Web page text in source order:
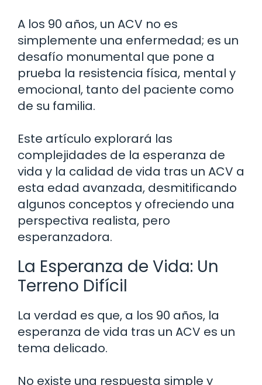
A los 90 años, un ACV no es
simplemente una enfermedad; es un
desafío monumental que pone a
prueba la resistencia física, mental y
emocional, tanto del paciente como
de su familia.
Este artículo explorará las
complejidades de la esperanza de
vida y la calidad de vida tras un ACV a
esta edad avanzada, desmitificando
algunos conceptos y ofreciendo una
perspectiva realista, pero
esperanzadora.
La Esperanza de Vida: Un
Terreno Difícil
La verdad es que, a los 90 años, la
esperanza de vida tras un ACV es un
tema delicado.
No existe una respuesta simple y